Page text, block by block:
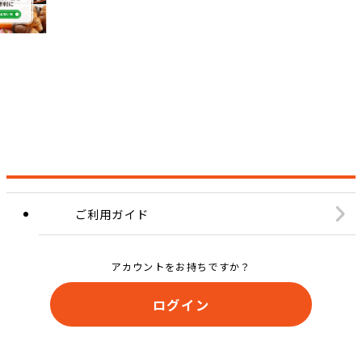
ご利用ガイド
アカウントをお持ちですか？
ログイン